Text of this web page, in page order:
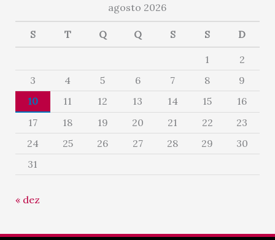
agosto 2026
S T Q Q S S D
1
2
3
4 5 6 7 8
9
10
11 12 13 14 15
16
17
18 19 20 21 22
23
24
25 26 27 28 29
30
31
« dez